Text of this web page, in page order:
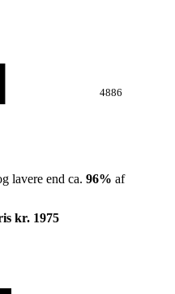
4886
lavere end ca. 96% af
kr. 1975